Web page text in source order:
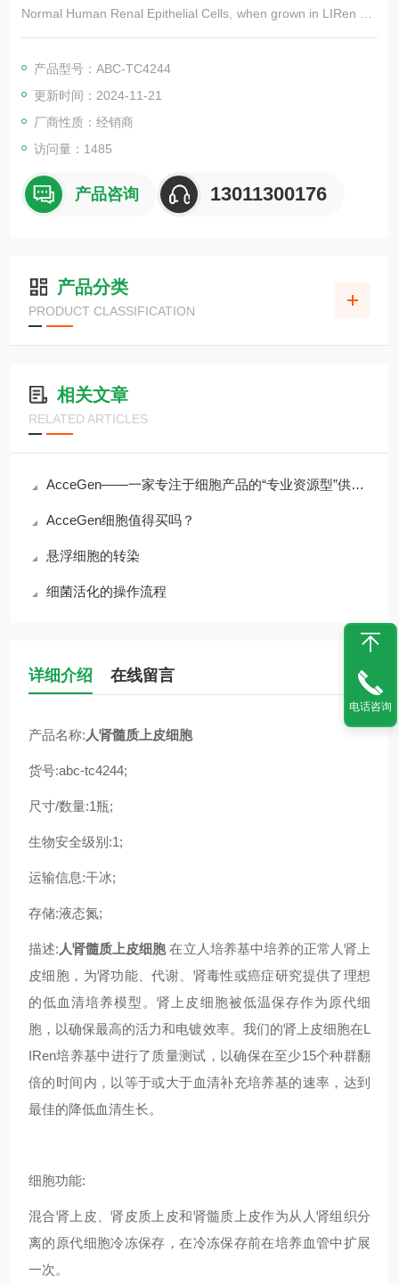
Normal Human Renal Epithelial Cells, when grown in LIRen Me
dium, provide an ideal low-serum culture model for the study of
产品型号：ABC-TC4244
更新时间：2024-11-21
厂商性质：经销商
访问量：1485
产品咨询 13011300176
产品分类
PRODUCT CLASSIFICATION
相关文章
RELATED ARTICLES
AcceGen——一家专注于细胞产品的“专业资源型”供应商
AcceGen细胞值得买吗？
悬浮细胞的转染
细菌活化的操作流程
详细介绍 在线留言
产品名称: 人肾髓质上皮细胞
货号:abc-tc4244;
尺寸/数量:1瓶;
生物安全级别:1;
运输信息:干冰;
存储:液态氮;
描述: 人肾髓质上皮细胞在立人培养基中培养的正常人肾上
皮细胞，为肾功能、代谢、肾毒性或癌症研究提供了理想
的低血清培养模型。肾上皮细胞被低温保存作为原代细
胞，以确保最高的活力和电镀效率。我们的肾上皮细胞在L
IRen培养基中进行了质量测试，以确保在至少15个种群翻
倍的时间内，以等于或大于血清补充培养基的速率，达到
最佳的降低血清生长。
细胞功能:
混合肾上皮、肾皮质上皮和肾髓质上皮作为从人肾组织分
离的原代细胞冷冻保存，在冷冻保存前在培养血管中扩展
一次。
电话咨询